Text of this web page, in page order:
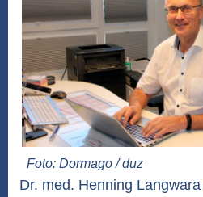
Foto: Dormago / duz
Dr. med. Henning